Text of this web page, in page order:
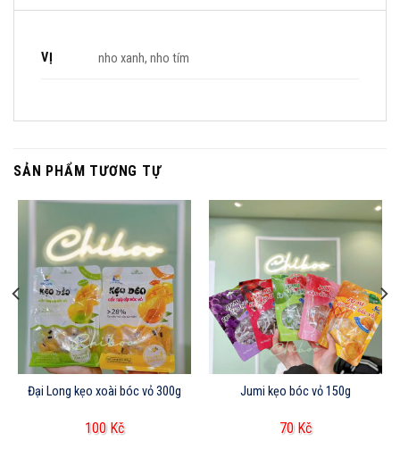
VỊ nho xanh, nho tím
SẢN PHẨM TƯƠNG TỰ
Đại Long kẹo xoài bóc vỏ 300g
100 Kč
Jumi kẹo bóc vỏ 150g
70 Kč